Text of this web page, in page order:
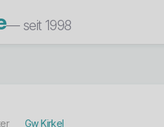
— seit 1998
Gw Kirkel